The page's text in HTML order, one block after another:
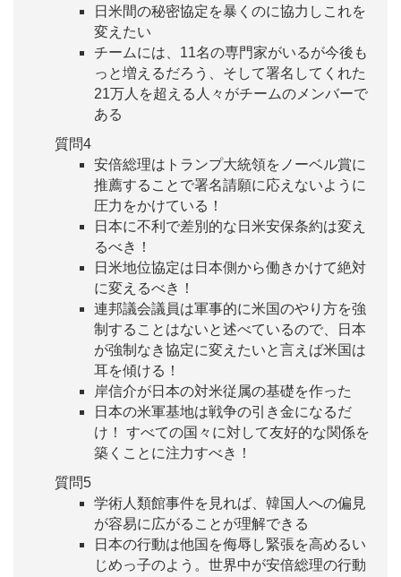
日米間の秘密協定を暴くのに協力しこれを
変えたい
チームには、11名の専門家がいるが今後も
っと増えるだろう、そして署名してくれた
21万人を超える人々がチームのメンバーで
ある
質問4
安倍総理はトランプ大統領をノーベル賞に
推薦することで署名請願に応えないように
圧力をかけている！
日本に不利で差別的な日米安保条約は変え
るべき！
日米地位協定は日本側から働きかけて絶対
に変えるべき！
連邦議会議員は軍事的に米国のやり方を強
制することはないと述べているので、日本
が強制なき協定に変えたいと言えば米国は
耳を傾ける！
岸信介が日本の対米従属の基礎を作った
日本の米軍基地は戦争の引き金になるだ
け！ すべての国々に対して友好的な関係を
築くことに注力すべき！
質問5
学術人類館事件を見れば、韓国人への偏見
が容易に広がることが理解できる
日本の行動は他国を侮辱し緊張を高めるい
じめっ子のよう。世界中が安倍総理の行動